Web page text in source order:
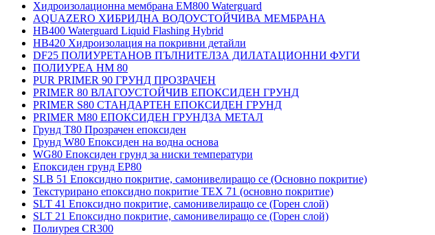
Хидроизолационна мембрана EM800 Waterguard
AQUAZERO ХИБРИДНА ВОДОУСТОЙЧИВА МЕМБРАНА
HB400 Waterguard Liquid Flashing Hybrid
HB420 Хидроизолация на покривни детайли
DF25 ПОЛИУРЕТАНОВ ПЪЛНИТЕЛЗА ДИЛАТАЦИОННИ ФУГИ
ПОЛИУРЕА HM 80
PUR PRIMER 90 ГРУНД ПРОЗРАЧЕН
PRIMER 80 ВЛАГОУСТОЙЧИВ ЕПОКСИДЕН ГРУНД
PRIMER S80 СТАНДАРТЕН ЕПОКСИДЕН ГРУНД
PRIMER M80 ЕПОКСИДЕН ГРУНДЗА МЕТАЛ
Грунд Т80 Прозрачен епоксиден
Грунд W80 Епоксиден на водна основа
WG80 Епоксиден грунд за ниски температури
Епоксиден грунд EP80
SLB 51 Епоксидно покритие, самонивелиращо се (Основно покритие)
Текстурирано епоксидно покритие TEX 71 (основно покритие)
SLT 41 Епоксидно покритие, самонивелиращо се (Горен слой)
SLT 21 Епоксидно покритие, самонивелиращо се (Горен слой)
Полиурея CR300